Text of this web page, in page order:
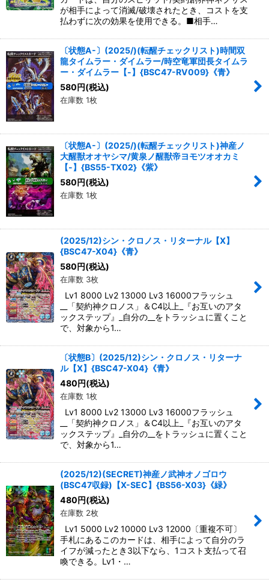
が相手によって消滅/破壊されたとき、コストを支
払わずに次の効果を使用できる。■相手…
〔状態A-〕(2025/)(転醒チェックリスト)時間双
龍タイムラー・ダイムラー/時空竜軍団長タイムラ
ー・ダイムラー【-】{BSC47-RV009}《青》
580円(税込)
在庫数 1枚
〔状態A-〕(2025/)(転醒チェックリスト)神産ノ
大醒獣オオヤシマ/黄泉ノ醒獣帝ヨモツオオカミ
【-】{BS55-TX02}《紫》
580円(税込)
在庫数 1枚
(2025/12)シン・クロノス・リターナル【X】
{BSC47-X04}《青》
580円(税込)
在庫数 3枚
Lv1 8000 Lv2 13000 Lv3 16000フラッシュ
__「契約神クロノス」＆C4以上_『お互いのアタ
ックステップ』_自分の__をトラッシュに置くこと
で、対象から1…
〔状態B〕(2025/12)シン・クロノス・リターナ
ル【X】{BSC47-X04}《青》
480円(税込)
在庫数 1枚
Lv1 8000 Lv2 13000 Lv3 16000フラッシュ
__「契約神クロノス」＆C4以上_『お互いのアタ
ックステップ』_自分の__をトラッシュに置くこと
で、対象から1…
(2025/12)(SECRET)神産ノ武神オノゴロウ
(BSC47収録)【X-SEC】{BS56-X03}《緑》
480円(税込)
在庫数 2枚
Lv1 5000 Lv2 10000 Lv3 12000〔重複不可〕
手札にあるこのカードは、相手によって自分のラ
イフが減ったとき3以下なら、1コスト支払って召
喚できる。Lv1・…